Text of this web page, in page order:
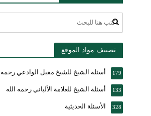
تصنيف مواد الموقع
أسئلة الشيخ للشيخ مقبل الوادعي رحمه 179
أسئلة الشيخ للعلامة الألباني رحمه الله 133
الأسئلة الحديثية 328